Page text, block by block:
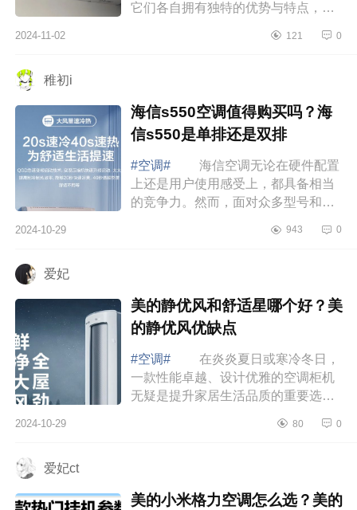
它们各自拥有独特的优势与特点，满
家介绍下海尔,美的,格力,华凌空调哪
2024-11-02 121 0
稚初i
海信s550空调值得购买吗？海
信s550是单排还是双排
#空调#
海信空调无论在硬件配置
上还是用户使用感受上，都具备相当
的竞争力。然而，面对众多型号和功
不免感到难以抉择。下面小编为大家
2024-10-29 943 0
爱妃
美的静优风和舒适星哪个好？美
的静优风优缺点
#空调#
在炎炎夏日或寒冷冬日，
一款性能卓越、设计优雅的空调柜机
无疑是提升家居生活品质的重要选
风和舒适星哪个好？美的静优风优缺
2024-10-29 80 0
爱妃ct
美的小米格力空调怎么选？美的